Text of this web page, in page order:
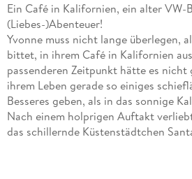
Ein Café in Kalifornien, ein alter VW-
(Liebes-)Abenteuer!
Yvonne muss nicht lange überlegen,
bittet, in ihrem Café in Kalifornien
passenderen Zeitpunkt hätte es nicht
ihrem Leben gerade so einiges
Besseres geben, als in das sonnige
Nach einem holprigen Auftakt
das schillernde Küstenstädtchen